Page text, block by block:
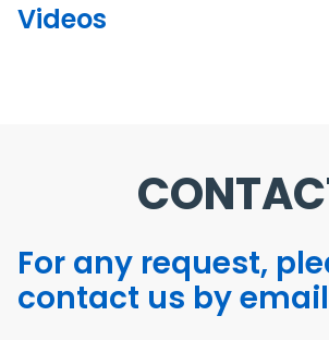
Videos
For any request,
contact us by email